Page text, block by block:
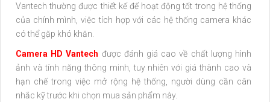
Vantech thường được thiết kế để hoạt động tốt trong hệ thống
của chính mình, việc tích hợp với các hệ thống camera khác
có thể gặp khó khăn.
Camera HD Vantech được đánh giá cao về chất lượng hình
ảnh và tính năng thông minh, tuy nhiên với giá thành cao và
hạn chế trong việc mở rộng hệ thống, người dùng cần cân
nhắc kỹ trước khi chọn mua sản phẩm này.